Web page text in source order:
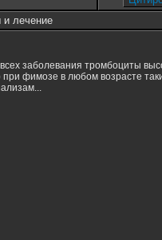
и лечение
заболевания тромбоциты
при фимозе в любом возрасте